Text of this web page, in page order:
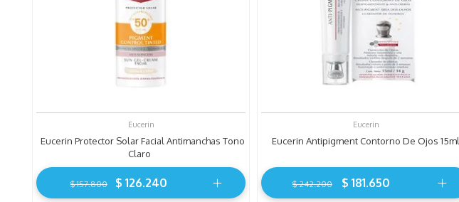
Eucerin
Eucerin Protector Solar Facial Antimanchas Tono
Claro
$ 157.800 $ 126.240
Eucerin
Eucerin Antipigment Contorno De Ojos 15ml
$ 242.200 $ 181.650